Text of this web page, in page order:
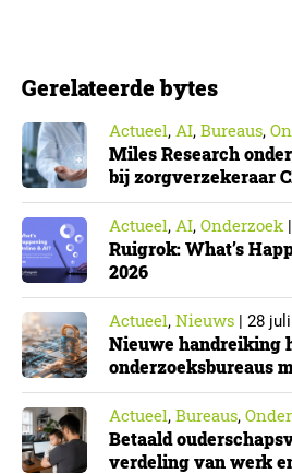
onderzoeksorganisatie. De
Gerelateerde bytes
Actueel, AI, Bureaus,
Miles Research
bij zorgverzekeraar
Actueel, AI, Onderzoek|
Ruigrok: What’s
2026
Actueel, Nieuws | 28
Nieuwe handreiking
onderzoeksbureaus
Actueel, Bureaus,
Betaald
verdeling van werk